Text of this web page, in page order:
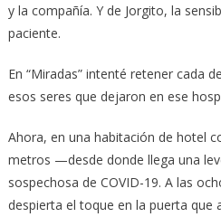
y la compañía. Y de Jorgito, la
paciente.
En “Miradas” intenté retener cada
esos seres que dejaron en ese
Ahora, en una habitación de hotel
metros —desde donde llega una
sospechosa de COVID-19. A las
despierta el toque en la puerta que